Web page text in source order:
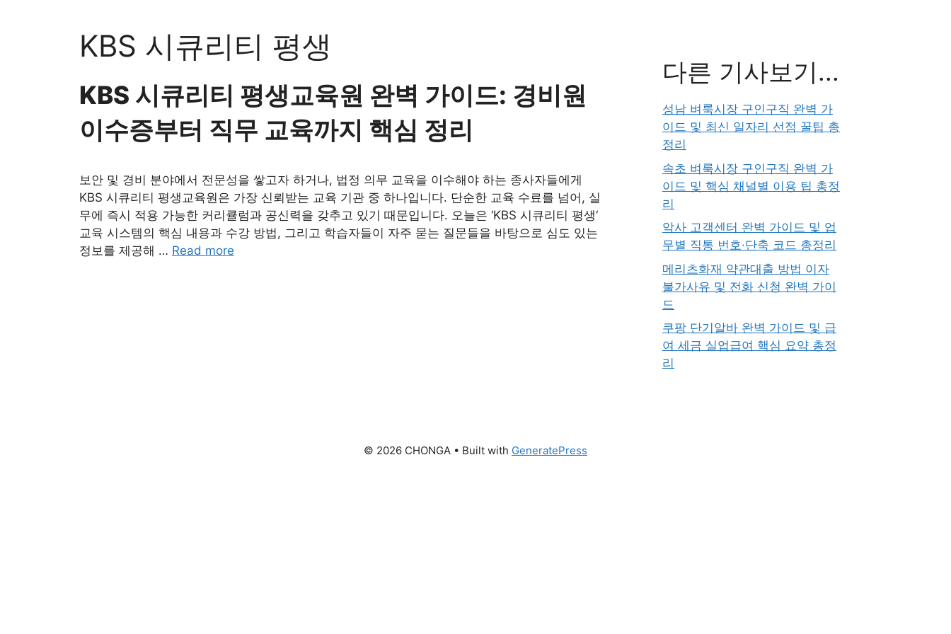
KBS 시큐리티 평생
KBS 시큐리티 평생교육원 완벽 가이드: 경비원
이수증부터 직무 교육까지 핵심 정리
보안 및 경비 분야에서 전문성을 쌓고자 하거나, 법정 의무 교육을 이수해야 하는 종사자들에게
KBS 시큐리티 평생교육원은 가장 신뢰받는 교육 기관 중 하나입니다. 단순한 교육 수료를 넘어, 실
무에 즉시 적용 가능한 커리큘럼과 공신력을 갖추고 있기 때문입니다. 오늘은 ‘KBS 시큐리티 평생‘
교육 시스템의 핵심 내용과 수강 방법, 그리고 학습자들이 자주 묻는 질문들을 바탕으로 심도 있는
정보를 제공해 … Read more
다른 기사보기...
성남 벼룩시장 구인구직 완벽 가
이드 및 최신 일자리 선점 꿀팁 총
정리
속초 벼룩시장 구인구직 완벽 가
이드 및 핵심 채널별 이용 팁 총정
리
악사 고객센터 완벽 가이드 및 업
무별 직통 번호·단축 코드 총정리
메리츠화재 약관대출 방법 이자
불가사유 및 전화 신청 완벽 가이
드
쿠팡 단기알바 완벽 가이드 및 급
여 세금 실업급여 핵심 요약 총정
리
© 2026 CHONGA • Built with GeneratePress